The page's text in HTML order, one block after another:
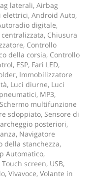
laterali, Airbag
elettrici, Android Auto,
digitale,
Chiusura
Controllo
della corsia, Controllo
ESP, Fari LED,
Immobilizzatore
Luci diurne, Luci
MP3,
multifunzione
sdoppiato, Sensore di
posteriori,
Navigatore
della stanchezza,
Automatico,
screen, USB,
Vivavoce, Volante in